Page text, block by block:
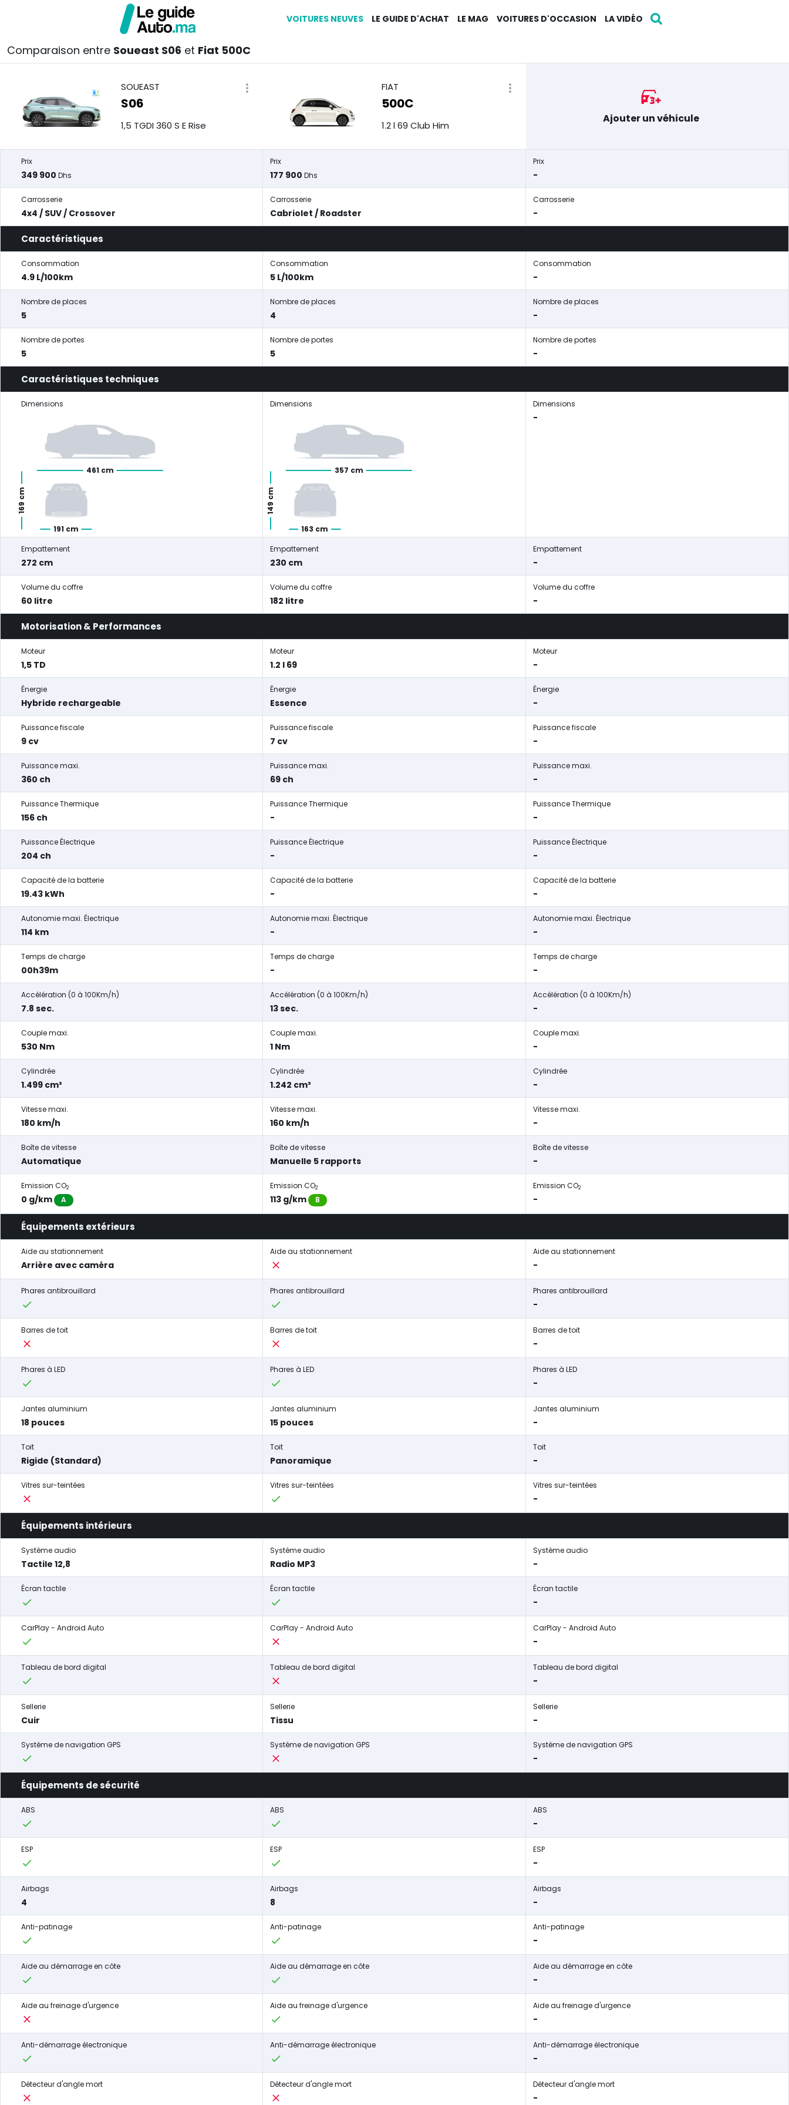
VOITURES NEUVES LE GUIDE D'ACHAT LE MAG VOITURES D'OCCASION LA VIDÉO
Comparaison entre Soueast S06 et Fiat 500C
SOUEAST
S06
1,5 TGDI 360 S E Rise
FIAT
500C
1.2 l 69 Club Him
Ajouter un véhicule
Prix
349 900 Dhs
Prix
177 900 Dhs
Prix
-
Carrosserie
4x4 / SUV / Crossover
Carrosserie
Cabriolet / Roadster
Carrosserie
-
Caractéristiques
Consommation
4.9 L/100km
Consommation
5 L/100km
Consommation
-
Nombre de places
5
Nombre de places
4
Nombre de places
-
Nombre de portes
5
Nombre de portes
5
Nombre de portes
-
Caractéristiques techniques
Dimensions
461 cm
191 cm
169 cm
Dimensions
357 cm
163 cm
149 cm
Dimensions
-
Empattement
272 cm
Empattement
230 cm
Empattement
-
Volume du coffre
60 litre
Volume du coffre
182 litre
Volume du coffre
-
Motorisation & Performances
Moteur
1,5 TD
Moteur
1.2 l 69
Moteur
-
Énergie
Hybride rechargeable
Énergie
Essence
Énergie
-
Puissance fiscale
9 cv
Puissance fiscale
7 cv
Puissance fiscale
-
Puissance maxi.
360 ch
Puissance maxi.
69 ch
Puissance maxi.
-
Puissance Thermique
156 ch
Puissance Thermique
-
Puissance Thermique
-
Puissance Électrique
204 ch
Puissance Électrique
-
Puissance Électrique
-
Capacité de la batterie
19.43 kWh
Capacité de la batterie
-
Capacité de la batterie
-
Autonomie maxi. Électrique
114 km
Autonomie maxi. Électrique
-
Autonomie maxi. Électrique
-
Temps de charge
00h39m
Temps de charge
-
Temps de charge
-
Accélération (0 à 100Km/h)
7.8 sec.
Accélération (0 à 100Km/h)
13 sec.
Accélération (0 à 100Km/h)
-
Couple maxi.
530 Nm
Couple maxi.
1 Nm
Couple maxi.
-
Cylindrée
1.499 cm³
Cylindrée
1.242 cm³
Cylindrée
-
Vitesse maxi.
180 km/h
Vitesse maxi.
160 km/h
Vitesse maxi.
-
Boîte de vitesse
Automatique
Boîte de vitesse
Manuelle 5 rapports
Boîte de vitesse
-
Emission CO2
0 g/km A
Emission CO2
113 g/km B
Emission CO2
-
Équipements extérieurs
Aide au stationnement
Arrière avec caméra
Aide au stationnement Aide au stationnement
-
Phares antibrouillard Phares antibrouillard Phares antibrouillard
-
Barres de toit Barres de toit Barres de toit
-
Phares à LED Phares à LED Phares à LED
-
Jantes aluminium
18 pouces
Jantes aluminium
15 pouces
Jantes aluminium
-
Toit
Rigide (Standard)
Toit
Panoramique
Toit
-
Vitres sur-teintées Vitres sur-teintées Vitres sur-teintées
-
Équipements intérieurs
Système audio
Tactile 12,8
Système audio
Radio MP3
Système audio
-
Écran tactile Écran tactile Écran tactile
-
CarPlay - Android Auto CarPlay - Android Auto CarPlay - Android Auto
-
Tableau de bord digital Tableau de bord digital Tableau de bord digital
-
Sellerie
Cuir
Sellerie
Tissu
Sellerie
-
Système de navigation GPS Système de navigation GPS Système de navigation GPS
-
Équipements de sécurité
ABS ABS ABS
-
ESP ESP ESP
-
Airbags
4
Airbags
8
Airbags
-
Anti-patinage Anti-patinage Anti-patinage
-
Aide au démarrage en côte Aide au démarrage en côte Aide au démarrage en côte
-
Aide au freinage d'urgence Aide au freinage d'urgence Aide au freinage d'urgence
-
Anti-démarrage électronique Anti-démarrage électronique Anti-démarrage électronique
-
Détecteur d'angle mort Détecteur d'angle mort Détecteur d'angle mort
-